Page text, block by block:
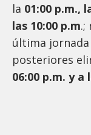
la 01:00 p.m.,
las 10:00 p.m.;
última jornada
posteriores
06:00 p.m. y a